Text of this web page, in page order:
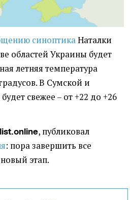
синоптикаНаталки
областей Украины будет
летняя температура
В Сумской и
свежее – от +22 до +26
, публиковал
: пора завершить все
этап.